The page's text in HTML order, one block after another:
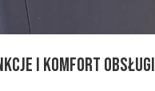
i komfort obsługi